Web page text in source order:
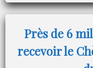
Près de 6
recevoir le